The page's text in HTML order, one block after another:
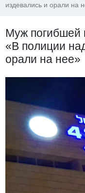
издевались и орали на
Муж погибшей
«В полиции
орали на нее»